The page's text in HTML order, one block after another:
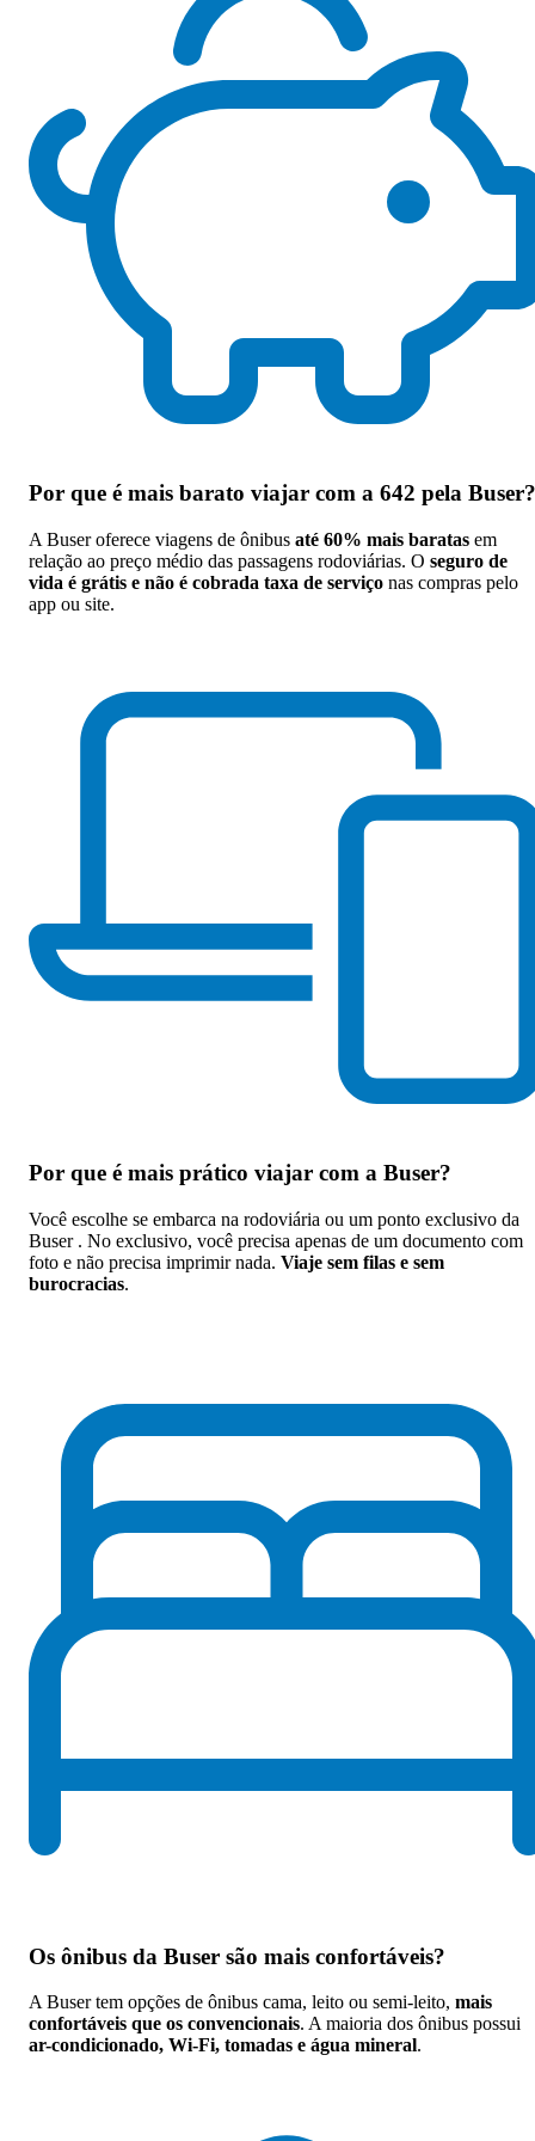
Por que é mais barato viajar com a 642 pela Buser?
A Buser oferece viagens de ônibus até 60% mais baratas em
relação ao preço médio das passagens rodoviárias. O seguro de
vida é grátis e não é cobrada taxa de serviço nas compras pelo
app ou site.
Por que é mais prático viajar com a Buser?
Você escolhe se embarca na rodoviária ou um ponto exclusivo da
Buser . No exclusivo, você precisa apenas de um documento com
foto e não precisa imprimir nada. Viaje sem filas e sem
burocracias.
Os ônibus da Buser são mais confortáveis?
A Buser tem opções de ônibus cama, leito ou semi-leito, mais
confortáveis que os convencionais. A maioria dos ônibus possui
ar-condicionado, Wi-Fi, tomadas e água mineral.